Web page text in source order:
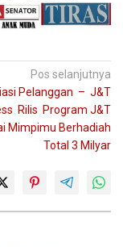
Pos selanjutnya
Pelanggan – J&T
Rilis Program J&T
Mimpimu Berhadiah
Total 3 Milyar